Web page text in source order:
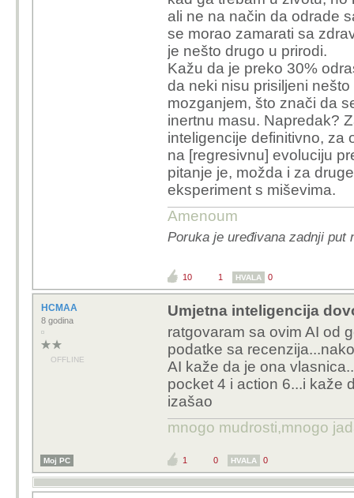
Svakako microsoft ima
Sustina je da nabrzinu
Time ne zaglupljujem
mogu potrositi na mnogo
efikasnost, ciljeve, bonuse
pustim da radi umjetna
tajnicu. Jos da se javlja na
umjetnu koriste i ta
2 0 HVALA 0
Umjetna inteligencija
Vozim automobil a ne
napraviti jest promjeniti
AI je odlican alat za
u rjesavanju mase
95% koda, ali sam i dalje
izmjene koje AI sam od
pisati da bi malo toga
Ne vidim da su se moje
je 2000tih intelisense
generative developmen
dodjem do kompletnog
vremena, tipkajuci,
edgecaseove i sl.